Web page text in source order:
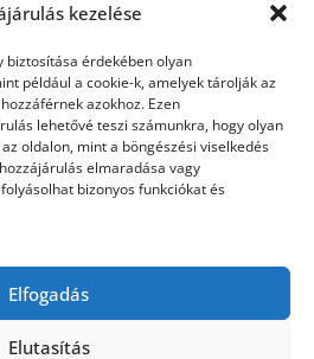
kezelése
biztosítása érdekében olyan
például a cookie-k, amelyek tárolják az
azokhoz. Ezen
lehetővé teszi számunkra, hogy olyan
oldalon, mint a böngészési viselkedés
elmaradása vagy
bizonyos funkciókat és
Elfogadás
Elutasítás
Kovács László Stone
Miklós mentor Muri Enikő
Lili Rocktenors RTL Klub
Ádám Szikora Róbert Takács Nikolas
Csaba Vastag Tamás
X-Faktor videók
x faktor döntő Zámbó